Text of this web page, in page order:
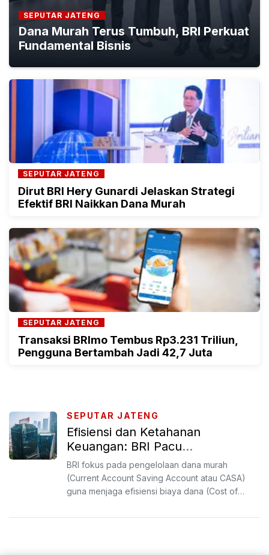
SEPUTAR JATENG
Dana Murah Terus Tumbuh, BRI Perkuat
Fundamental Bisnis
SEPUTAR JATENG
Dirut BRI Hery Gunardi Jelaskan Strategi
Efektif BRI Naikkan Dana Murah
SEPUTAR JATENG
Transaksi BRImo Tembus Rp3.231 Triliun,
Pengguna Bertambah Jadi 42,7 Juta
SEPUTAR JATENG
Efisiensi dan Ketahanan
Keuangan: BRI Pacu
Pertumbuhan Dana Murah
BRI fokus pada pengelolaan dana murah
(Current Account Saving Account atau CASA)
guna menjaga efisiensi biaya dana (Cost of